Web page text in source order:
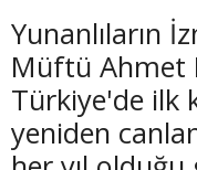
Yunanlıların
Müftü Ahmet
Türkiye'de ilk
yeniden